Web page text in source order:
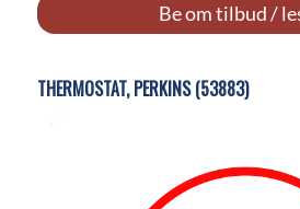
Be om tilbud /
THERMOSTAT, PERKINS (53883)